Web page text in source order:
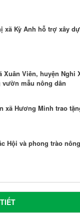
xã Kỳ Anh hỗ trợ xây
Xuân Viên, huyện Nghi
mẫu nông dân
xã Hương Minh trao
Hội và phong trào